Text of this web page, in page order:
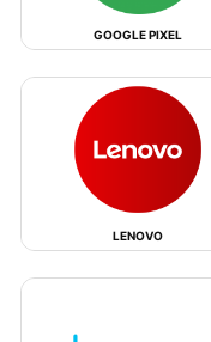
GOOGLE PIXEL
LENOVO